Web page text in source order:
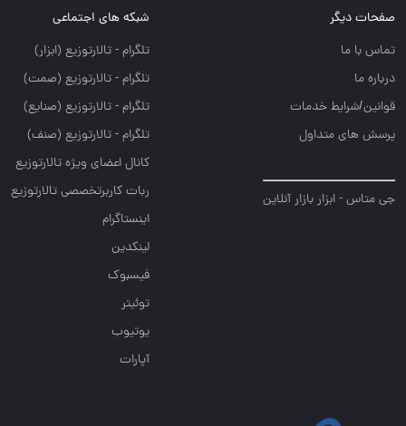
صفحات دیگر
تماس با ما
درباره ما
قوانین/شرایط خدمات
پرسش های متداول
جی متاس - ابزار بازار آنلاین
شبکه های اجتماعی
تلگرام - تالارتوزيع (ابزار)
تلگرام - تالارتوزيع (صمت)
تلگرام - تالارتوزيع (صنايع)
تلگرام - تالارتوزیع (صنف)
کانال اعضای ویژه تالارتوزیع
ربات کاربرتخصصی تالارتوزیع
اینستاگرام
لینکدین
فیسبوک
توئیتر
یوتیوب
آپارات